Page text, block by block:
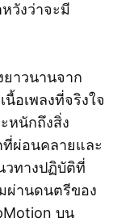
วังว่าจะมี
าวนานจาก
อเพลงที่จริงใจ
หนักถึงสิ่ง
ผ่อนคลายและ
วทางปฏิบัติที่
ผ่านดนตรีของ
บน